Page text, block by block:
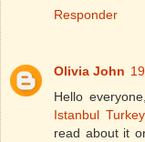
Responder
Olivia John
Hello
Istanbul Turkey
read about it